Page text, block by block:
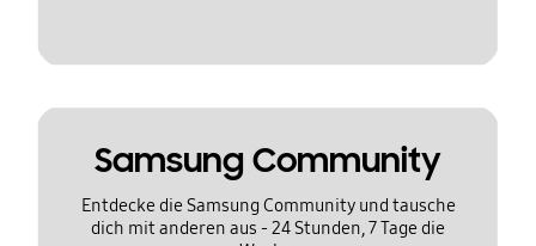
Samsung Community
Entdecke die Samsung Community und tausche
dich mit anderen aus - 24 Stunden, 7 Tage die